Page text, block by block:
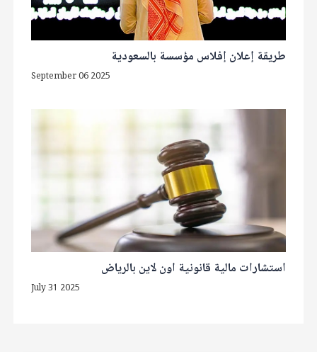
طريقة إعلان إفلاس مؤسسة بالسعودية
September 06 2025
استشارات مالية قانونية اون لاين بالرياض
July 31 2025